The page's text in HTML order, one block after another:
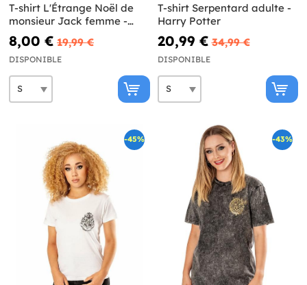
T-shirt L'Étrange Noël de
monsieur Jack femme -
Disney
8,00 € 19,99 €
DISPONIBLE
T-shirt Serpentard adulte -
Harry Potter
20,99 € 34,99 €
DISPONIBLE
-45% -43%